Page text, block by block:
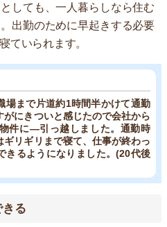
しても、一人暮らしなら住む
出勤のために早起きする必要
ていられます。
場まで片道約1時間半かけて通勤
がにきついと感じたので会社から
件に―引っ越しました。通勤時
ギリギリまで寝て、仕事が終わっ
きるようになりました。(20代後
きる